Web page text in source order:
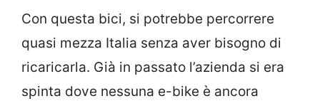
Con questa bici, si potrebbe percorrere
quasi mezza Italia senza aver bisogno di
ricaricarla. Già in passato l’azienda si era
spinta dove nessuna e-bike è ancora